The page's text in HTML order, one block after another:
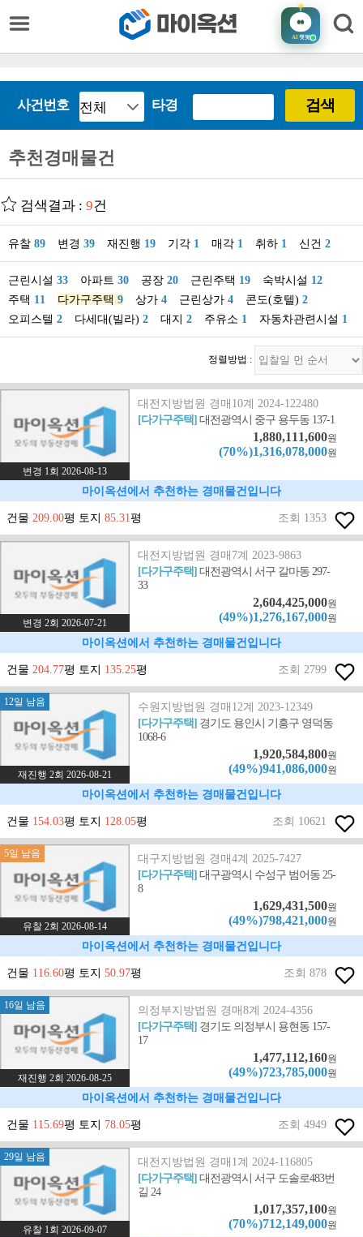
AI챗봇
사건번호 타경 검색
추천경매물건
검색결과 : 9건
유찰 89 변경 39 재진행 19 기각 1 매각 1 취하 1 신건 2
근린시설 33 아파트 30 공장 20 근린주택 19 숙박시설 12
주택 11 다가구주택 9 상가 4 근린상가 4 콘도(호텔) 2
오피스텔 2 다세대(빌라) 2 대지 2 주유소 1 자동차관련시설 1
정렬방법 :
변경 1회 2026-08-13
대전지방법원 경매10계 2024-122480
[다가구주택]대전광역시 중구 용두동 137-1
1,880,111,600원
(70%)1,316,078,000원
마이옥션에서 추천하는 경매물건입니다
건물 209.00평 토지 85.31평 조회 1353
변경 2회 2026-07-21
대전지방법원 경매7계 2023-9863
[다가구주택]대전광역시 서구 갈마동 297-
33
2,604,425,000원
(49%)1,276,167,000원
마이옥션에서 추천하는 경매물건입니다
건물 204.77평 토지 135.25평 조회 2799
12일 남음
재진행 2회 2026-08-21
수원지방법원 경매12계 2023-12349
[다가구주택] 경기도 용인시 기흥구 영덕동
1068-6
1,920,584,800원
(49%)941,086,000원
마이옥션에서 추천하는 경매물건입니다
건물 154.03평 토지 128.05평 조회 10621
5일 남음
유찰 2회 2026-08-14
대구지방법원 경매4계 2025-7427
[다가구주택]대구광역시 수성구 범어동 25-
8
1,629,431,500원
(49%)798,421,000원
마이옥션에서 추천하는 경매물건입니다
건물 116.60평 토지 50.97평 조회 878
16일 남음
재진행 2회 2026-08-25
의정부지방법원 경매8계 2024-4356
[다가구주택] 경기도 의정부시 용현동 157-
17
1,477,112,160원
(49%)723,785,000원
마이옥션에서 추천하는 경매물건입니다
건물 115.69평 토지 78.05평 조회 4949
29일 남음
유찰 1회 2026-09-07
대전지방법원 경매1계 2024-116805
[다가구주택]대전광역시 서구 도솔로483번
길 24
1,017,357,100원
(70%)712,149,000원